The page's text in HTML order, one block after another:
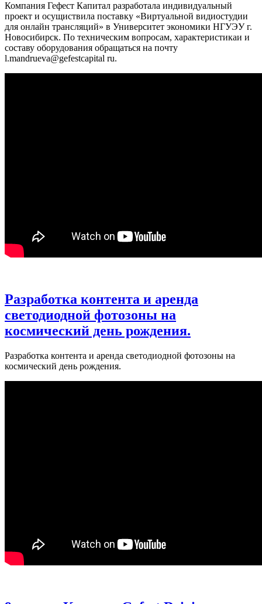
Компания Гефест Капитал разработала индивидуальный
проект и осущиствила поставку «Виртуальной видиостудии
для онлайн трансляций» в Университет экономики НГУЭУ г.
Новосибирск. По техническим вопросам, характеристикаи и
составу оборудования обращаться на почту
l.mandrueva@gefestcapital ru.
Разработка контента и аренда
светодиодной фотозоны на
космический день рождения.
Разработка контента и аренда светодиодной фотозоны на
космический день рождения.